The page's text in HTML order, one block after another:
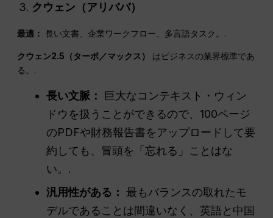
クウェン（アリババ）
最適： 長い文書、企業ワークフロー、多言語タスク。.
クウェン2.5（ターボ／マックス）
はビジネスの業界標準であ
る。.
長い文脈：
巨大なコンテキスト・ウィン
ドウを扱うことができるので、100ページ
のPDFや財務報告書をアップロードして要
約しても、冒頭を「忘れる」ことはな
い。.
汎用性がある： 最もバランスの取れたモ
デルであることは間違いなく、英語と中国